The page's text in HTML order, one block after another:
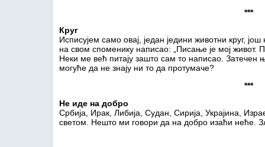
***
Круг
Исписујем само овај, један једини животни круг,
на свом споменику написао: „Писање је мој живот.
Неки ме већ питају зашто сам то написао.
могуће да не знају ни то да протумаче?
***
Не иде на добро
Србија, Ирак, Либија, Судан, Сирија, Украјина,
светом. Нешто ми говори да на добро изаћи неће.